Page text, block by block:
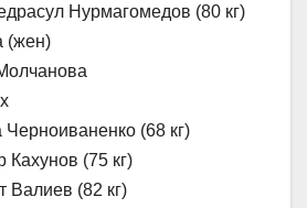
Нурмагомедов (80 кг)
(жен)
(68 кг)
Кахунов (75 кг)
Валиев (82 кг)